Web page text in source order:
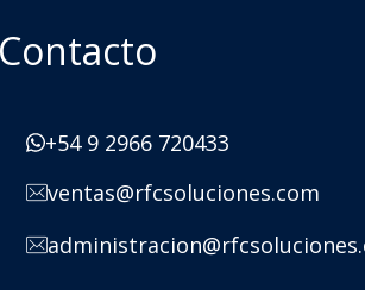
Contacto
+54 9 2966 720433
ventas@rfcsoluciones.com